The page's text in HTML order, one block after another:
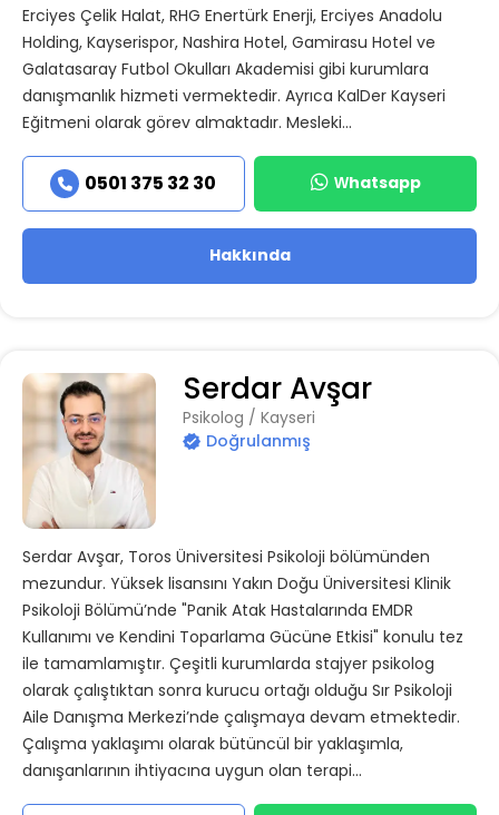
Erciyes Çelik Halat, RHG Enertürk Enerji, Erciyes Anadolu
Holding, Kayserispor, Nashira Hotel, Gamirasu Hotel ve
Galatasaray Futbol Okulları Akademisi gibi kurumlara
danışmanlık hizmeti vermektedir. Ayrıca KalDer Kayseri
Eğitmeni olarak görev almaktadır. Mesleki...
0501 375 32 30 Whatsapp
Hakkında
Serdar Avşar
Psikolog / Kayseri
Doğrulanmış
Serdar Avşar, Toros Üniversitesi Psikoloji bölümünden
mezundur. Yüksek lisansını Yakın Doğu Üniversitesi Klinik
Psikoloji Bölümü’nde "Panik Atak Hastalarında EMDR
Kullanımı ve Kendini Toparlama Gücüne Etkisi" konulu tez
ile tamamlamıştır. Çeşitli kurumlarda stajyer psikolog
olarak çalıştıktan sonra kurucu ortağı olduğu Sır Psikoloji
Aile Danışma Merkezi’nde çalışmaya devam etmektedir.
Çalışma yaklaşımı olarak bütüncül bir yaklaşımla,
danışanlarının ihtiyacına uygun olan terapi...